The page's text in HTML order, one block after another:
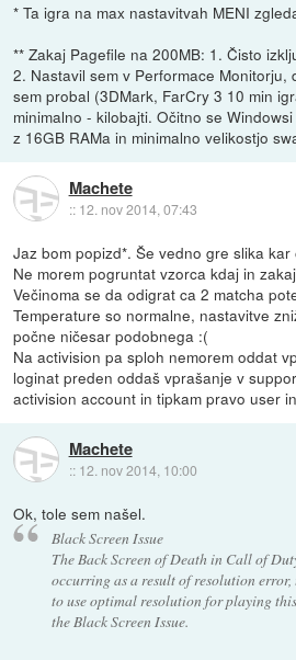
* Ta igra na max nastavitvah MENI
** Zakaj Pagefile na 200MB: 1. Čisto
2. Nastavil sem v Performace Monitorju,
sem probal (3DMark, FarCry 3 10 min
minimalno - kilobajti. Očitno se
z 16GB RAMa in minimalno velikostjo
Machete
:: 12. nov 2014, 07:43
Jaz bom popizd*. Še vedno gre slika
Ne morem pogruntat vzorca kdaj in
Večinoma se da odigrat ca 2 matcha
Temperature so normalne, nastavitve
počne ničesar podobnega :(
Na activision pa sploh nemorem oddat
loginat preden oddaš vprašanje v
activision account in tipkam pravo user
Machete
:: 12. nov 2014, 10:00
Ok, tole sem našel.
Black Screen Issue
The Back Screen of Death in Call of
occurring as a result of resolution
to use optimal resolution for playing
the Black Screen Issue.